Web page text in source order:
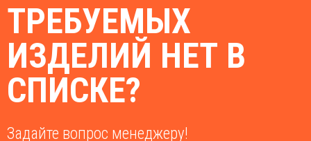
ТРЕБУЕМЫХ
ИЗДЕЛИЙ НЕТ В
СПИСКЕ?
Задайте вопрос менеджеру!